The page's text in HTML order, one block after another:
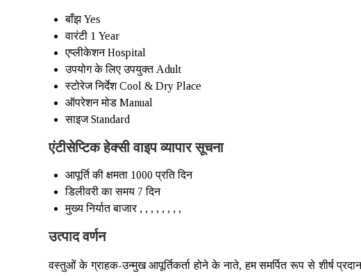
बाँझ Yes
वारंटी 1 Year
एप्लीकेशन Hospital
उपयोग के लिए उपयुक्त Adult
स्टोरेज निर्देश Cool & Dry Place
ऑपरेशन मोड Manual
साइज Standard
एंटीसेप्टिक हेक्सी वाइप व्यापार सूचना
आपूर्ति की क्षमता 1000 प्रति दिन
डिलीवरी का समय 7 दिन
मुख्य निर्यात बाजार , , , , , , , ,
उत्पाद वर्णन
वस्तुओं के ग्राहक-उन्मुख आपूर्तिकर्ता होने के नाते, हम समर्पित रूप से शीर्ष